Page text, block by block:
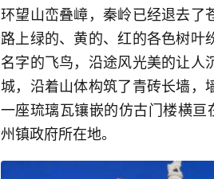
环望山峦叠嶂，秦岭已经退去了
路上绿的、黄的、红的各色树叶
名字的飞鸟，沿途风光美的让人
城，沿着山体构筑了青砖长墙，
一座琉璃瓦镶嵌的仿古门楼横
州镇政府所在地。